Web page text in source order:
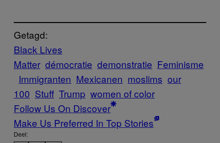
Getagd:
Black Lives
Matter démocratie demonstratie Feminisme
Immigranten Mexicanen moslims our
100 Stuff Trump women of color
Follow Us On Discover
Make Us Preferred In Top Stories
Deel: